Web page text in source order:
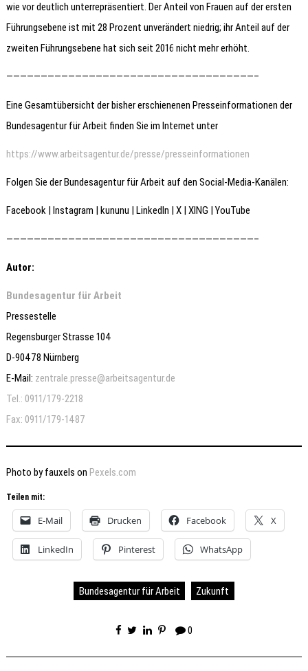
wie vor deutlich unterrepräsentiert. Der Anteil von Frauen auf der ersten
Führungsebene ist mit 28 Prozent unverändert niedrig; ihr Anteil auf der
zweiten Führungsebene hat sich seit 2016 nicht mehr erhöht.
————————————————————————————————————–
Eine Gesamtübersicht der bisher erschienenen Presseinformationen der
Bundesagentur für Arbeit finden Sie im Internet unter
https://www.arbeitsagentur.de/presse/presseinformationen
Folgen Sie der Bundesagentur für Arbeit auf den Social-Media-Kanälen:
Facebook | Instagram | kununu | LinkedIn | X | XING | YouTube
————————————————————————————————————–
Autor:
Bundesagentur für Arbeit
Pressestelle
Regensburger Strasse 104
D-90478 Nürnberg
E-Mail: zentrale.presse@arbeitsagentur.de
Tel.: 0911/179-2218
Fax: 0911/179-1487
Photo by fauxels on Pexels.com
Teilen mit:
E-Mail Drucken Facebook X
LinkedIn Pinterest WhatsApp
Bundesagentur für Arbeit Zukunft
0